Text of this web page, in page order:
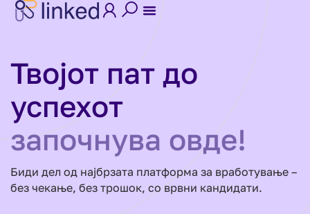
Твојот пат до
успехот
започнува овде!
Биди дел од најбрзата платформа за вработување –
без чекање, без трошок, со врвни кандидати.